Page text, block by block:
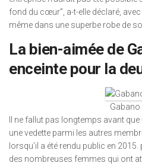
fond du cœur”, a-t-elle déclaré,
même dans une superbe robe de
La bien-aimée de
enceinte pour la
Gabano
Il ne fallut pas longtemps avant
une vedette parmi les autres
lorsqu’il a été rendu public en
des nombreuses femmes qui ont